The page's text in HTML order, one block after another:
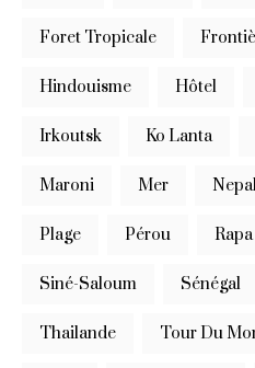
Foret Tropicale
Hindouisme Hôtel
Irkoutsk Ko Lanta
Maroni Mer
Plage Pérou
Siné-Saloum Sénégal
Thailande Tour Du